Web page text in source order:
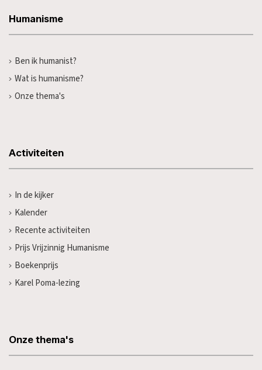
Humanisme
Ben ik humanist?
Wat is humanisme?
Onze thema's
Activiteiten
In de kijker
Kalender
Recente activiteiten
Prijs Vrijzinnig Humanisme
Boekenprijs
Karel Poma-lezing
Onze thema's